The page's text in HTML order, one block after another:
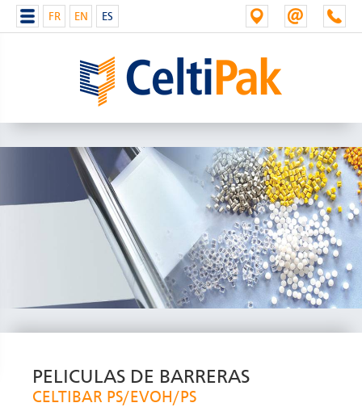
FR EN ES
PELICULAS DE BARRERAS
CELTIBAR PS/EVOH/PS